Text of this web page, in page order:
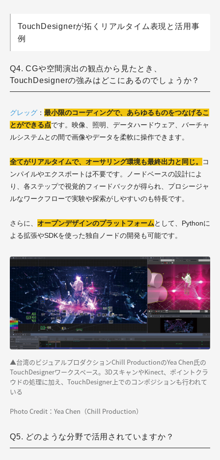
TouchDesignerが拓くリアルタイム表現と活用事
例
Q4. CGや空間演出の観点から見たとき、
TouchDesignerの強みはどこにあるのでしょうか？
グレッグ ： 最小限のコーディングで、あらゆるものをつなげるこ
とができる点です。映像、照明、データハードウェア、バーチャ
ルシステムとの間で画像やデータを柔軟に操作できます。
全てがリアルタイムで、オーサリング環境も最終出力と同じ。
コ
ンパイルやエクスポートは不要です。ノードベースの設計によ
り、各ステップで視覚的フィードバックが得られ、プロシージャ
ルなワークフローで実験や探索がしやすいのも特長です。
さらに、 オープンデザインのプラットフォームとして、Pythonに
よる拡張やSDKを使った独自ノードの開発も可能です。
▲台湾のビジュアルプロダクションChill ProductionのYea Chen氏の
TouchDesignerワークスペース。3DスキャンやKinect、ポイントクラ
ウドの処理に加え、TouchDesigner上でのコンポジションも行われて
いる
Photo Credit：Yea Chen（Chill Production）
Q5. どのような分野で活用されていますか？